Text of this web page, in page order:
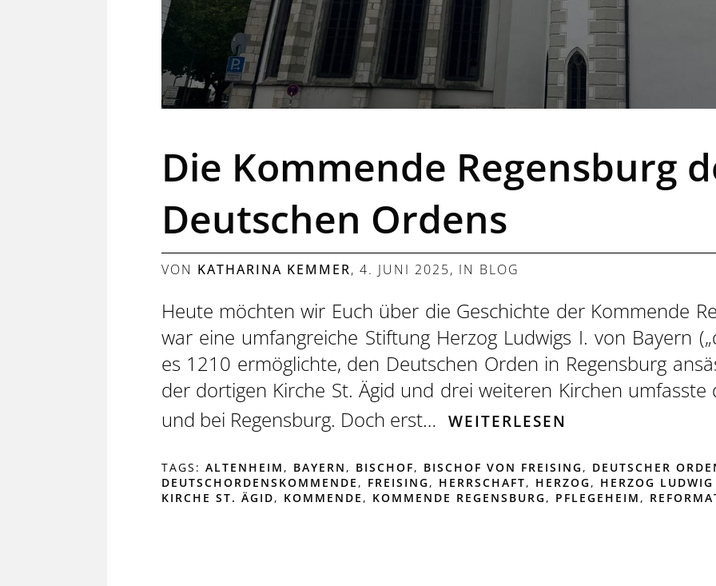
Die Kommende Regensburg
Deutschen Ordens
VON KATHARINA KEMMER, 4. JUNI 2025, IN BLOG
Heute möchten wir Euch über die Geschichte der Kommende
war eine umfangreiche Stiftung Herzog Ludwigs I. von Bayern
es 1210 ermöglichte, den Deutschen Orden in Regensburg
der dortigen Kirche St. Ägid und drei weiteren Kirchen
und bei Regensburg. Doch erst… WEITERLESEN
TAGS: ALTENHEIM , BAYERN , BISCHOF, BISCHOF VON FREISING , DEUTSCHER
DEUTSCHORDENSKOMMENDE , FREISING , HERRSCHAFT, HERZOG , HERZOG
KIRCHE ST. ÄGID, KOMMENDE , KOMMENDE REGENSBURG , PFLEGEHEIM ,